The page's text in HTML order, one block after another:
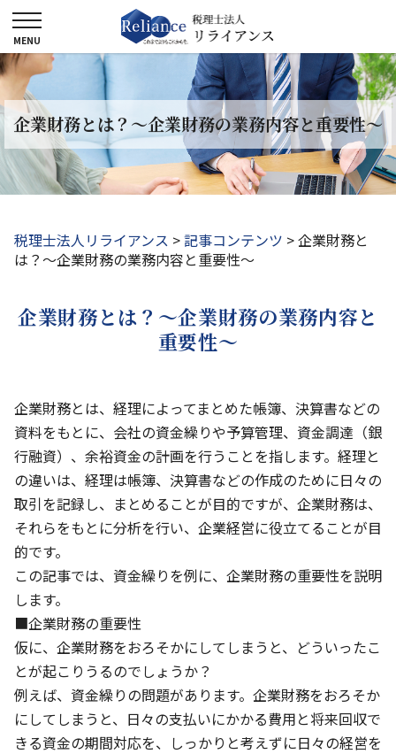
企業財務とは？～企業財務の業務内容と重要性～
税理士法人リライアンス >記事コンテンツ >企業財務と
は？～企業財務の業務内容と重要性～
企業財務とは？～企業財務の業務内容と
重要性～
企業財務とは、経理によってまとめた帳簿、決算書などの
資料をもとに、会社の資金繰りや予算管理、資金調達（銀
行融資）、余裕資金の計画を行うことを指します。経理と
の違いは、経理は帳簿、決算書などの作成のために日々の
取引を記録し、まとめることが目的ですが、企業財務は、
それらをもとに分析を行い、企業経営に役立てることが目
的です。
この記事では、資金繰りを例に、企業財務の重要性を説明
します。
■企業財務の重要性
仮に、企業財務をおろそかにしてしまうと、どういったこ
とが起こりうるのでしょうか？
例えば、資金繰りの問題があります。企業財務をおろそか
にしてしまうと、日々の支払いにかかる費用と将来回収で
きる資金の期間対応を、しっかりと考えずに日々の経営を